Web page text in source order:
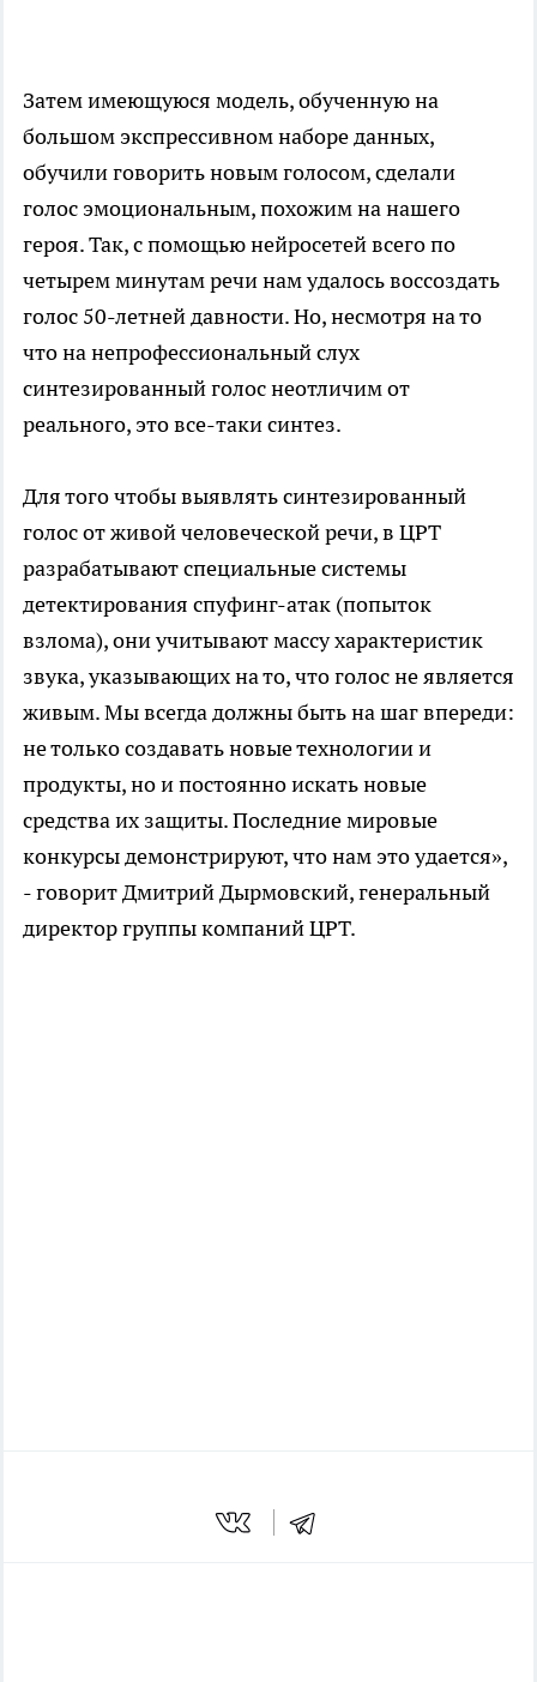
Затем имеющуюся модель, обученную на
большом экспрессивном наборе данных,
обучили говорить новым голосом, сделали
голос эмоциональным, похожим на нашего
героя. Так, с помощью нейросетей всего по
четырем минутам речи нам удалось воссоздать
голос 50-летней давности. Но, несмотря на то
что на непрофессиональный слух
синтезированный голос неотличим от
реального, это все-таки синтез.
Для того чтобы выявлять синтезированный
голос от живой человеческой речи, в ЦРТ
разрабатывают специальные системы
детектирования спуфинг-атак (попыток
взлома), они учитывают массу характеристик
звука, указывающих на то, что голос не является
живым. Мы всегда должны быть на шаг впереди:
не только создавать новые технологии и
продукты, но и постоянно искать новые
средства их защиты. Последние мировые
конкурсы демонстрируют, что нам это удается»,
- говорит Дмитрий Дырмовский, генеральный
директор группы компаний ЦРТ.